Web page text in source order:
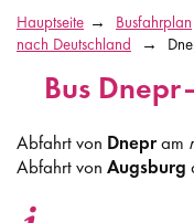
Hauptseite Busfahrplan
nach Deutschland
Bus
Abfahrt von Dnepram
Abfahrt von Augsburg